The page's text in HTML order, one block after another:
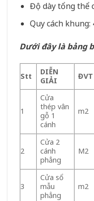
Độ dày tổng thể
Quy cách khung:
Dưới đây là bảng
Stt
DIỄN
GIẢI
ĐVT
1
Cửa
thép vân
gỗ 1
cánh
m2
2
Cửa 2
cánh
phẳng
M2
3
Cửa sổ
mẫu
phẳng
m2